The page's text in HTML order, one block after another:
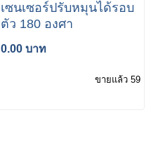
เซนเซอร์ปรับหมุนได้รอบ
ตัว 180 องศา
0.00 บาท
ขายแล้ว 59